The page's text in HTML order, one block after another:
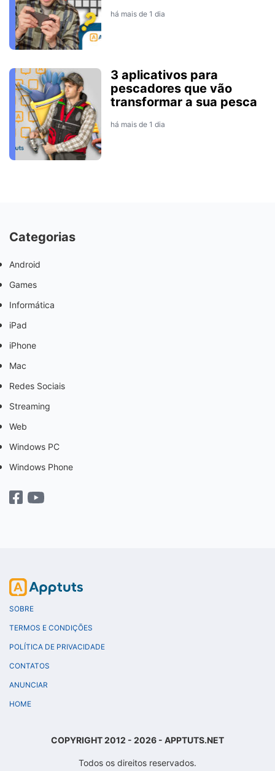
há mais de 1 dia
3 aplicativos para
pescadores que vão
transformar a sua pesca
há mais de 1 dia
Categorias
Android
Games
Informática
iPad
iPhone
Mac
Redes Sociais
Streaming
Web
Windows PC
Windows Phone
SOBRE
TERMOS E CONDIÇÕES
POLÍTICA DE PRIVACIDADE
CONTATOS
ANUNCIAR
HOME
COPYRIGHT 2012 - 2026 - APPTUTS.NET
Todos os direitos reservados.